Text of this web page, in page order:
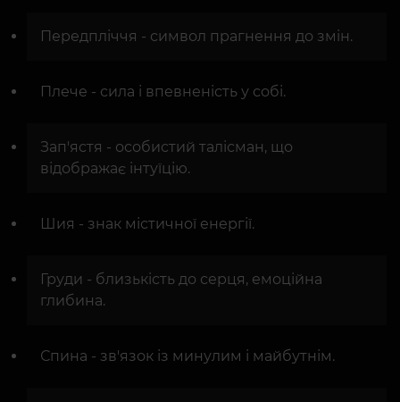
Передпліччя - символ прагнення до змін.
Плече - сила і впевненість у собі.
Зап'ястя - особистий талісман, що
відображає інтуїцію.
Шия - знак містичної енергії.
Груди - близькість до серця, емоційна
глибина.
Спина - зв'язок із минулим і майбутнім.